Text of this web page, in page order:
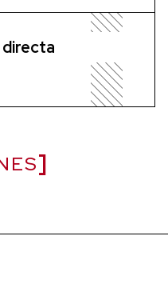
directa